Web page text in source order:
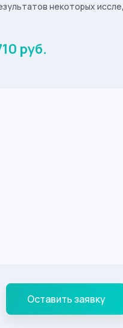
некоторых
руб.
Оставить заявку